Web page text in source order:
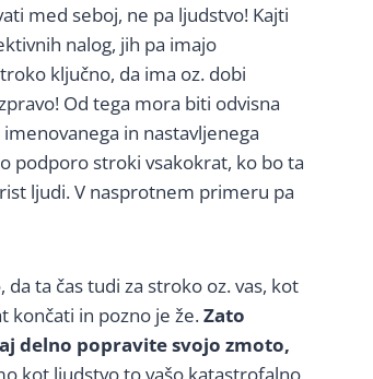
med seboj, ne pa ljudstvo! Kajti
nalog, jih pa imajo
ključno, da ima oz. dobi
Od tega mora biti odvisna
in nastavljenega
podporo stroki vsakokrat, ko bo ta
ljudi. V nasprotnem primeru pa
ta čas tudi za stroko oz. vas, kot
končati in pozno je že.Zato
delno popravite svojo zmoto,